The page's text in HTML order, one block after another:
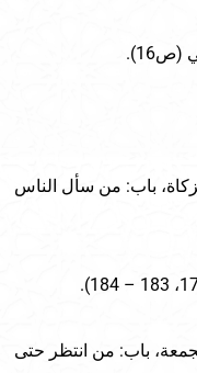
(ص16).
باب: من سأل الناس
باب: من انتظر حتى